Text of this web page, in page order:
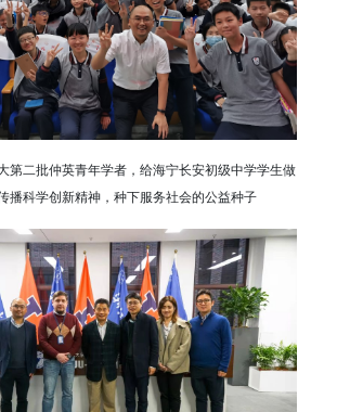
第二批仲英青年学者，给海宁长安初级中学学生做
播科学创新精神，种下服务社会的公益种子